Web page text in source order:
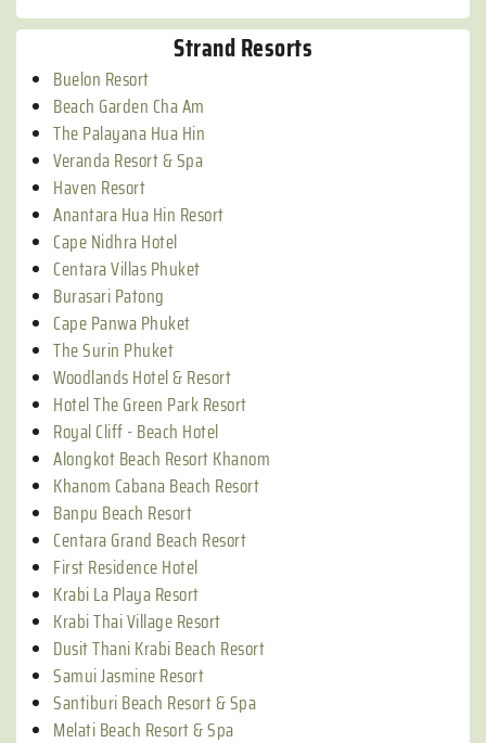
Strand Resorts
Buelon Resort
Beach Garden Cha Am
The Palayana Hua Hin
Veranda Resort & Spa
Haven Resort
Anantara Hua Hin Resort
Cape Nidhra Hotel
Centara Villas Phuket
Burasari Patong
Cape Panwa Phuket
The Surin Phuket
Woodlands Hotel & Resort
Hotel The Green Park Resort
Royal Cliff - Beach Hotel
Alongkot Beach Resort Khanom
Khanom Cabana Beach Resort
Banpu Beach Resort
Centara Grand Beach Resort
First Residence Hotel
Krabi La Playa Resort
Krabi Thai Village Resort
Dusit Thani Krabi Beach Resort
Samui Jasmine Resort
Santiburi Beach Resort & Spa
Melati Beach Resort & Spa